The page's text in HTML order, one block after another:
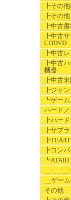
┣その他
┣その他
┣中古
┣中古
CDDVD
┣中古
┣中古
機器
┣中古
┣ジャ
┗ゲー
ハード
┣ハード
┣サプラ
┣コン
┗ATARI
__ゲー
その他